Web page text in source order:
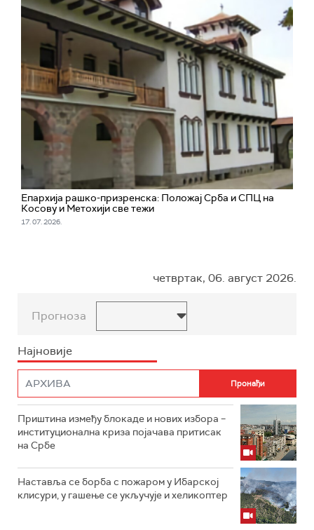
Епархија рашко-призренска: Положај Срба и СПЦ на
Косову и Метохији све тежи
17. 07. 2026.
четвртак, 06. август 2026.
Прогноза
Најновије
Приштина између блокаде и нових избора –
институционална криза појачава притисак
на Србе
Наставља се борба с пожаром у Ибарској
клисури, у гашење се укључује и хеликоптер